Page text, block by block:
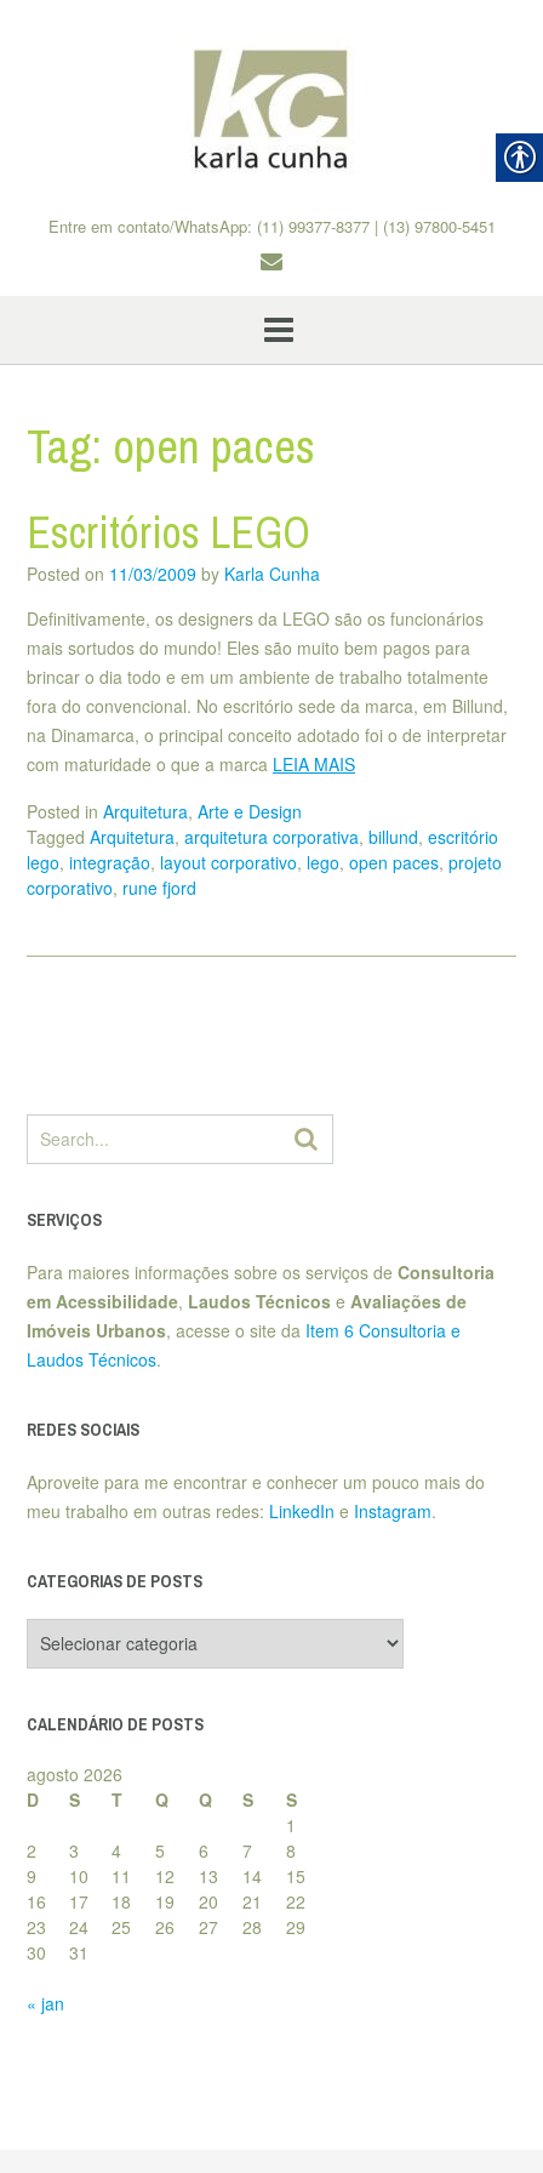
Entre em contato/WhatsApp: (11) 99377-8377 | (13) 97800-5451
Tag: open paces
Escritórios LEGO
Posted on 11/03/2009 by Karla Cunha
Definitivamente, os designers da LEGO são os funcionários
mais sortudos do mundo! Eles são muito bem pagos para
brincar o dia todo e em um ambiente de trabalho totalmente
fora do convencional. No escritório sede da marca, em Billund,
na Dinamarca, o principal conceito adotado foi o de interpretar
com maturidade o que a marca LEIA MAIS
Posted in Arquitetura, Arte e Design
Tagged Arquitetura, arquitetura corporativa, billund, escritório
lego, integração, layout corporativo, lego, open paces, projeto
corporativo, rune fjord
SERVIÇOS
Para maiores informações sobre os serviços de Consultoria
em Acessibilidade, Laudos Técnicos e Avaliações de
Imóveis Urbanos, acesse o site da Item 6 Consultoria e
Laudos Técnicos.
REDES SOCIAIS
Aproveite para me encontrar e conhecer um pouco mais do
meu trabalho em outras redes: LinkedIn e Instagram.
CATEGORIAS DE POSTS
de
CALENDÁRIO DE POSTS
agosto 2026
D
S T Q Q S
S
1
2
3 4 5 6 7
8
9
10 11 12 13 14
15
16
17 18 19 20 21
22
23
24 25 26 27 28
29
30
31
« jan